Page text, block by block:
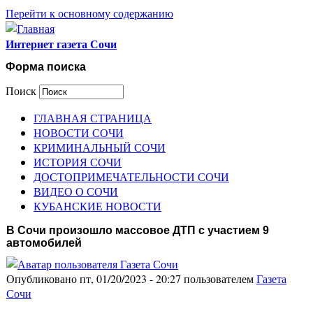
Перейти к основному содержанию
Интернет газета Сочи
Форма поиска
Поиск
ГЛАВНАЯ СТРАНИЦА
НОВОСТИ СОЧИ
КРИМИНАЛЬНЫЙ СОЧИ
ИСТОРИЯ СОЧИ
ДОСТОПРИМЕЧАТЕЛЬНОСТИ СОЧИ
ВИДЕО О СОЧИ
КУБАНСКИЕ НОВОСТИ
В Сочи произошло массовое ДТП с участием 9
автомобилей
Опубликовано пт, 01/20/2023 - 20:27 пользователемГазета
Сочи